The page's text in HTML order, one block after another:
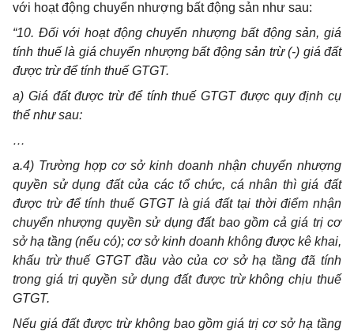
với hoạt động chuyển nhượng bất động sản như sau:
“10. Đối với hoạt động chuyển nhượng bất động sản, giá
tính thuế là giá chuyển nhượng bất động sản trừ (-) giá đất
được trừ để tính thuế GTGT.
a) Giá đất được trừ để tính thuế GTGT được quy định cụ
thể như sau:
…
a.4) Trường hợp cơ sở kinh doanh nhận chuyển nhượng
quyền sử dụng đất của các tổchức, cá nhân thì giá đất
được trừ đểtính thuế GTGT là giá đất tại thời điểm nhận
chuyển nhượng quyền sử dụng đất bao gồm cả giá trị cơ
sở hạ tầng (nếu có); cơ sở kinh doanh không được kê khai,
khấu trừ thuế GTGT đầu vào của cơ sở hạ tầng đã tính
trong giá trị quyền sử dụng đất được trừ không chịu thuế
GTGT.
Nếu giá đất được trừ không bao gồm giá trị cơ sở hạ tầng